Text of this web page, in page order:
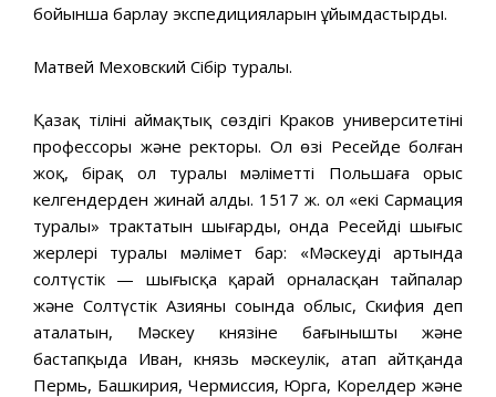
бойынша барлау экспедицияларын ұйымдастырды.
Матвей Меховский Сібір туралы.
Қазақ тілінің аймақтық сөздігі Краков университетінің
профессоры және ректоры. Ол өзі Ресейде болған
жоқ, бірақ ол туралы мәліметті Польшаға орыс
келгендерден жинай алды. 1517 ж. ол «екі Сармация
туралы» трактатын шығарды, онда Ресейдің шығыс
жерлері туралы мәлімет бар: «Мәскеудің артында
солтүстік — шығысқа қарай орналасқан тайпалар
және Солтүстік Азияның соңында облыс, Скифия деп
аталатын, Мәскеу князіне бағынышты және
бастапқыда Иван, князь мәскеулік, атап айтқанда
Пермь, Башкирия, Чермиссия, Юрга, Корелдер және